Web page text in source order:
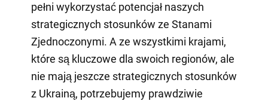
pełni wykorzystać potencjał naszych
strategicznych stosunków ze Stanami
Zjednoczonymi. A ze wszystkimi krajami,
które są kluczowe dla swoich regionów, ale
nie mają jeszcze strategicznych stosunków
z Ukrainą, potrzebujemy prawdziwie